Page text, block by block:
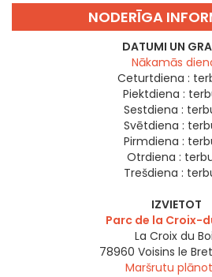
NODERĪGA
DATUMI UN
Nākamās
Ceturtdiena :
Piektdiena :
Sestdiena :
Svētdiena :
Pirmdiena :
Otrdiena :
Trešdiena :
IZVIETOT
Parc de la Croix-
La Croix du
78960 Voisins le
Maršrutu